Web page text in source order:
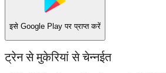
इसे Google Play पर प्राप्त करें
ट्रेन से मुकेरियां से चेन्नईत